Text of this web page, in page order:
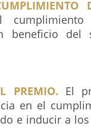
beneficio del
PREMIO. El
en el
e inducir a